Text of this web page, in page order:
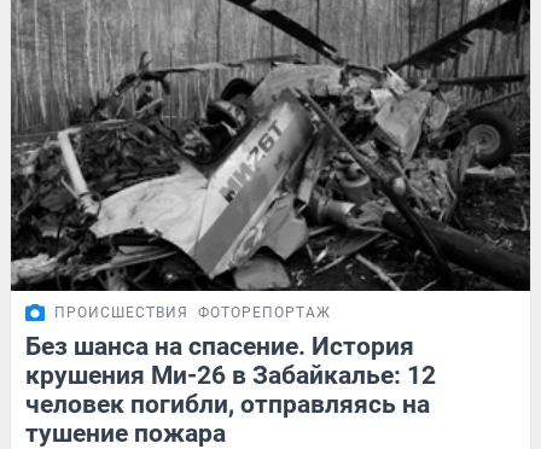
ПРОИСШЕСТВИЯ ФОТОРЕПОРТАЖ
Без шанса на спасение. История
крушения Ми-26 в Забайкалье: 12
человек погибли, отправляясь на
тушение пожара